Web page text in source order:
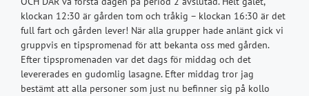
klockan 12:30 är gården tom och tråkig – klockan 16:30 är det
full fart och gården lever! När alla grupper hade anlänt gick vi
gruppvis en tipspromenad för att bekanta oss med gården.
Efter tipspromenaden var det dags för middag och det
levererades en gudomlig lasagne. Efter middag tror jag
bestämt att alla personer som just nu befinner sig på kollo